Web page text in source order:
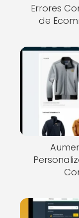
Errores
de